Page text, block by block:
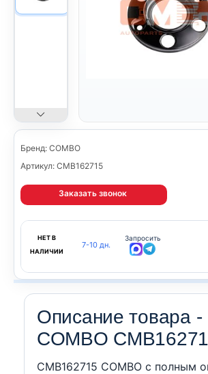
Бренд: COMBO
Артикул: CMB162715
Заказать звонок
НЕТ В
НАЛИЧИИ
7-10 дн.
Запросить
Описание товара -
COMBO
CMB162715 COMBO c полным